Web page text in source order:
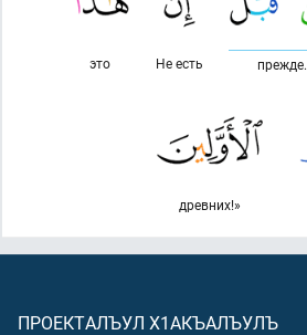
прежде.
Не есть
это
древних!»
ПРОЕКТАЛЪУЛ Х1АКЪАЛЪУЛЪ